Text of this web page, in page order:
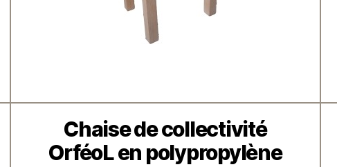
Catégories
Chaise de collectivité
OrféoL en polypropylène